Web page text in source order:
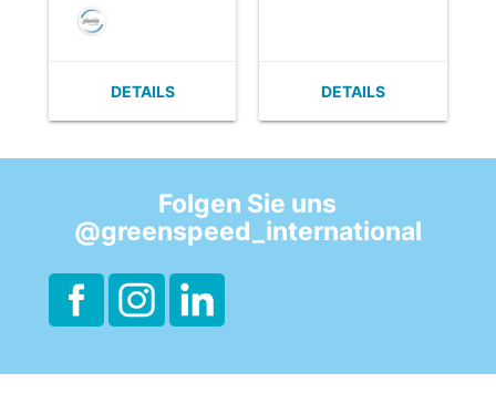
oder
Sicherheitsbestimmungen)
DETAILS
Die Abdeckung ist
hochwertig und
der Abfallbehälter
auf dem
Reinigungswagen
DETAILS
Folgen Sie uns
@greenspeed_international